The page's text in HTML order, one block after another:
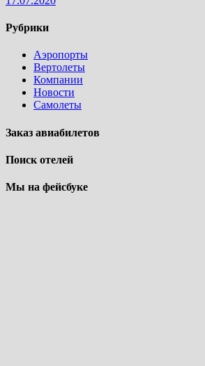
Рубрики
Аэропорты
Вертолеты
Компании
Новости
Самолеты
Заказ авиабилетов
Поиск отелей
Мы на фейсбуке